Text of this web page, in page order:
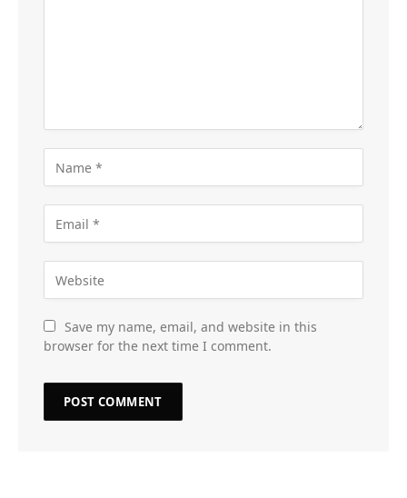
Save my name, email, and website in this
browser for the next time I comment.